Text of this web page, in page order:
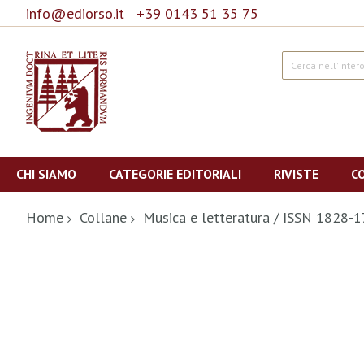
info@ediorso.it +39 0143 51 35 75
Cerca
al
contenuto
CHI SIAMO CATEGORIE EDITORIALI RIVISTE
Home Collane Musica e letteratura / ISSN 1828-